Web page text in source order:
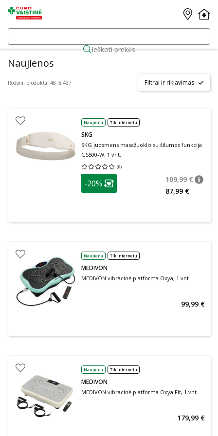
Ieškoti prekės
Naujienos
Rodomi produktai 48 iš 437 Filtrai ir rikiavimas
Naujiena Tik internetu
SKG
SKG juosmens masažuoklis su šilumos funkcija
GS500-W, 1 vnt.
(0)
Vidutinis įvertinimas 0.00
patarimas
Lojalumo klubo narių nuolaida
-20% 109,99 €
87,99 €
Naujiena Tik internetu
MEDIVON
MEDIVON vibracinė platforma Oxya, 1 vnt.
99,99 €
Naujiena Tik internetu
MEDIVON
MEDIVON vibracinė platforma Oxya Fit, 1 vnt.
179,99 €